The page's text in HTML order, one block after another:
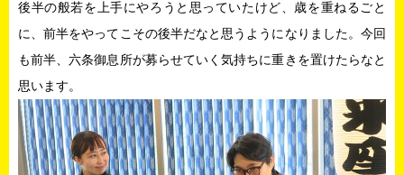
後半の般若を上手にやろうと思っていたけど、歳を重ねるごと
に、前半をやってこその後半だなと思うようになりました。今回
も前半、六条御息所が募らせていく気持ちに重きを置けたらなと
思います。